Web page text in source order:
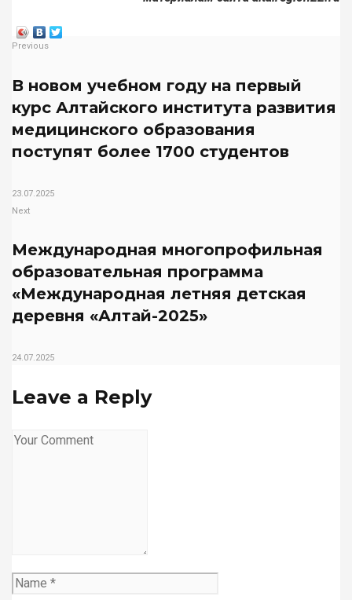
Previous
В новом учебном году на первый
курс Алтайского института развития
медицинского образования
поступят более 1700 студентов
23.07.2025
Next
Международная многопрофильная
образовательная программа
«Международная летняя детская
деревня «Алтай-2025»
24.07.2025
Leave a Reply